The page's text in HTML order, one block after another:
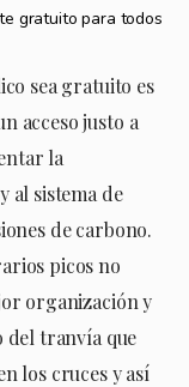
sea gratuito es
acceso justo a
la
al sistema de
de carbono.
picos no
organización y
del tranvía que
los cruces y así